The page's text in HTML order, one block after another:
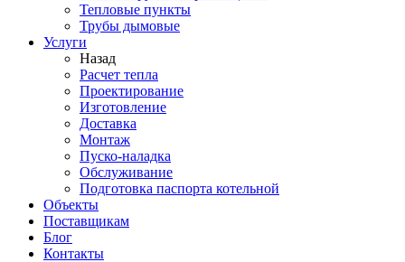
Тепловые пункты
Трубы дымовые
Услуги
Назад
Расчет тепла
Проектирование
Изготовление
Доставка
Монтаж
Пуско-наладка
Обслуживание
Подготовка паспорта котельной
Объекты
Поставщикам
Блог
Контакты